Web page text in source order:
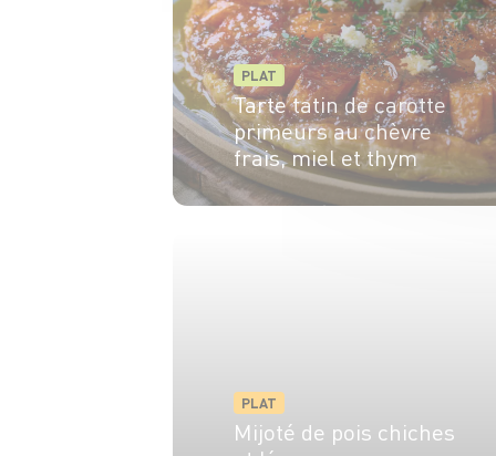
PLAT
Tarte tatin de carotte
primeurs au chèvre
frais, miel et thym
PLAT
Mijoté de pois chiches